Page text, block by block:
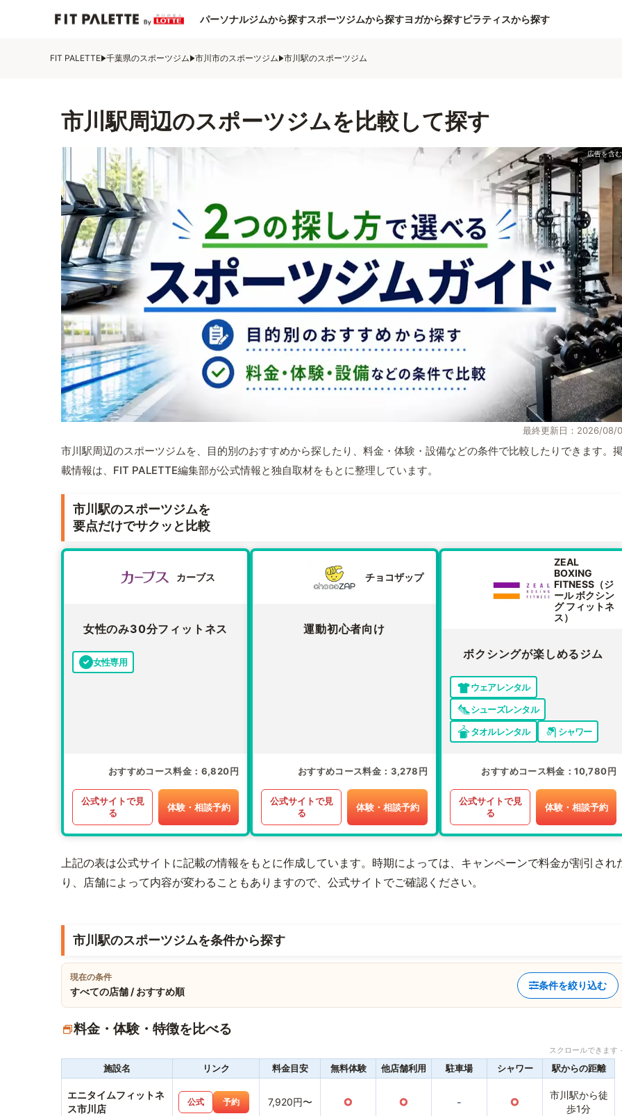
パーソナルジムから探すスポーツジムから探すヨガから探すピラティスから探す
FIT PALETTE 千葉県のスポーツジム 市川市のスポーツジム 市川駅のスポーツジム
市川駅周辺のスポーツジムを比較して探す
最終更新日：2026/08/
市川駅周辺のスポーツジムを、目的別のおすすめから探したり、料金・体験・設備などの条件で比較したりできます。
載情報は、FIT PALETTE編集部が公式情報と独自取材をもとに整理しています。
市川駅のスポーツジムを
要点だけでサクッと比較
カーブス
女性のみ30分フィットネス
女性専用
おすすめコース料金 6,820円
公式サイトで見
る
体験・相談予約
チョコザップ
運動初心者向け
おすすめコース料金 3,278円
公式サイトで見
る
体験・相談予約
ZEAL
BOXING
FITNESS（ジ
ール ボクシン
グ フィットネ
ス）
ボクシングが楽しめるジム
ウェアレンタル
シューズレンタル
タオルレンタル
シャワー
おすすめコース料金 10,780円
公式サイトで見
る
体験・相談予約
上記の表は公式サイトに記載の情報をもとに作成しています。時期によっては、キャンペーンで料金が割引され
り、店舗によって内容が変わることもありますので、公式サイトでご確認ください。
市川駅のスポーツジムを条件から探す
現在の条件
すべての店舗 / おすすめ順
条件を絞り込む
料金・体験・特徴を比べる
スクロールできま
施設名 リンク 料金目安 無料体験 他店舗利用 駐車場 シャワー 駅からの距離
エニタイムフィットネ
ス市川店
公式 予約 7,920円〜 ○ ○ - ○
市川駅から徒
歩1分